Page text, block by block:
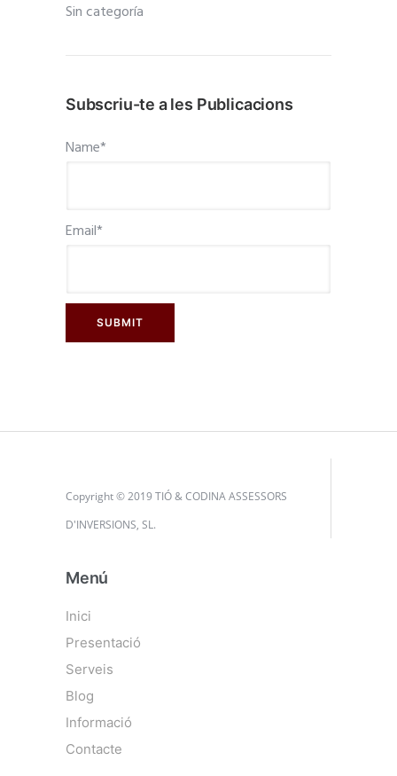
Sin categoría
Subscriu-te a les Publicacions
Name*
Email*
Copyright © 2019 TIÓ & CODINA ASSESSORS
D'INVERSIONS, SL.
Menú
Inici
Presentació
Serveis
Blog
Informació
Contacte